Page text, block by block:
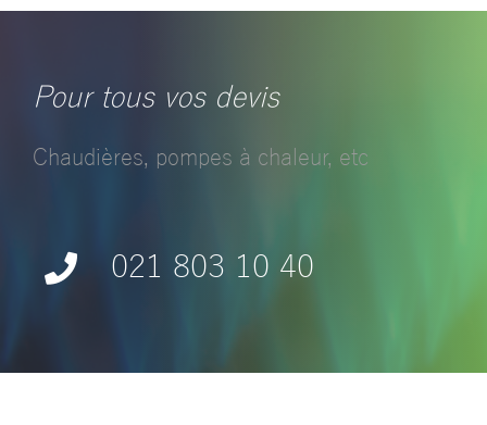
Pour tous vos devis
Chaudières, pompes à chaleur, etc
021 803 10 40